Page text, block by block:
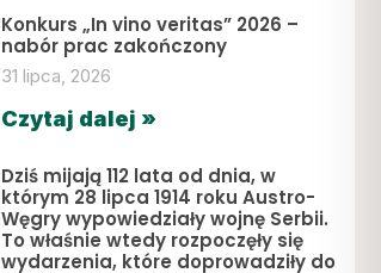
Konkurs „In vino veritas” 2026 –
nabór prac zakończony
31 lipca, 2026
Czytaj dalej »
Dziś mijają 112 lata od dnia, w
którym 28 lipca 1914 roku Austro-
Węgry wypowiedziały wojnę Serbii.
To właśnie wtedy rozpoczęły się
wydarzenia, które doprowadziły do